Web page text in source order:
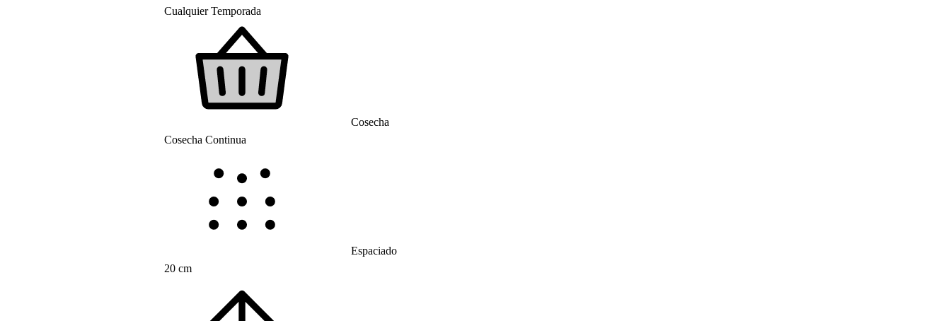
Cualquier Temporada
Cosecha
Cosecha Continua
Espaciado
20 cm